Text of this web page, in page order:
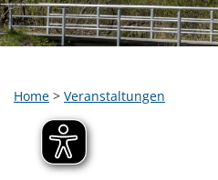
Home > Veranstaltungen